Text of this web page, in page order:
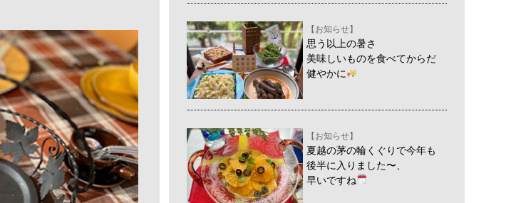
【お知らせ】
思う以上の暑さ
美味しいものを食べてからだ
健やかに
【お知らせ】
夏越の茅の輪くぐりで今年も
後半に入りました〜、
早いですね